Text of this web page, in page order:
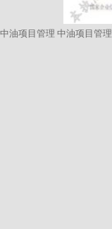
中油项目管理 中油项目管理